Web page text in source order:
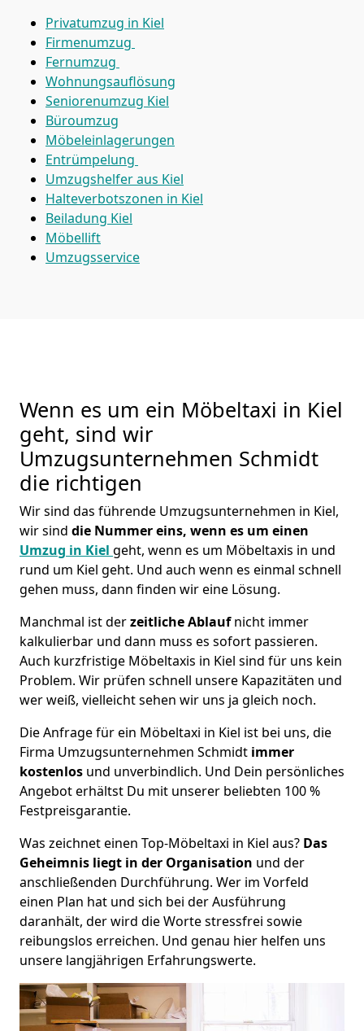
Privatumzug in Kiel
Firmenumzug
Fernumzug
Wohnungsauflösung
Seniorenumzug Kiel
Büroumzug
Möbeleinlagerungen
Entrümpelung
Umzugshelfer aus Kiel
Halteverbotszonen in Kiel
Beiladung Kiel
Möbellift
Umzugsservice
Wenn es um ein Möbeltaxi in Kiel
geht, sind wir
Umzugsunternehmen Schmidt
die richtigen
Wir sind das führende Umzugsunternehmen in Kiel,
wir sind die Nummer eins, wenn es um einen
Umzug in Kiel geht, wenn es um Möbeltaxis in und
rund um Kiel geht. Und auch wenn es einmal schnell
gehen muss, dann finden wir eine Lösung.
Manchmal ist derzeitliche Ablaufnicht immer
kalkulierbar und dann muss es sofort passieren.
Auch kurzfristige Möbeltaxis in Kiel sind für uns kein
Problem. Wir prüfen schnell unsere Kapazitäten und
wer weiß, vielleicht sehen wir uns ja gleich noch.
Die Anfrage für ein Möbeltaxi in Kiel ist bei uns, die
Firma Umzugsunternehmen Schmidt immer
kostenlos und unverbindlich. Und Dein persönliches
Angebot erhältst Du mit unserer beliebten 100 %
Festpreisgarantie.
Was zeichnet einen Top-Möbeltaxi in Kiel aus? Das
Geheimnis liegt in der Organisation und der
anschließenden Durchführung. Wer im Vorfeld
einen Plan hat und sich bei der Ausführung
daranhält, der wird die Worte stressfrei sowie
reibungslos erreichen. Und genau hier helfen uns
unsere langjährigen Erfahrungswerte.